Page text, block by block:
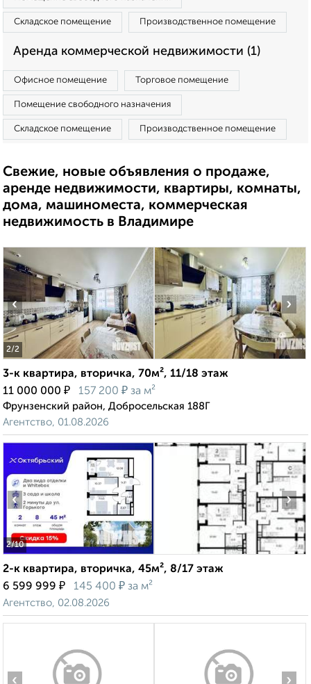
Складское помещение Производственное помещение
Аренда коммерческой недвижимости (1)
Офисное помещение Торговое помещение
Помещение свободного назначения
Складское помещение Производственное помещение
Свежие, новые объявления о продаже,
аренде недвижимости, квартиры, комнаты,
дома, машиноместа, коммерческая
недвижимость в Владимире
2/2
‹ ›
3-к квартира, вторичка, 70м², 11/18 этаж
11 000 000 ₽ 157 200 ₽ за м²
Фрунзенский район, Добросельская 188Г
Агентство, 01.08.2026
2/10
‹ ›
2-к квартира, вторичка, 45м², 8/17 этаж
6 599 999 ₽ 145 400 ₽ за м²
Агентство, 02.08.2026
‹ ›